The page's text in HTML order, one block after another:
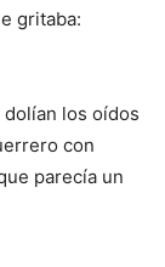
gritaba:
los oídos
con
parecía un